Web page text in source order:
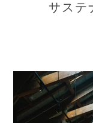
サステ